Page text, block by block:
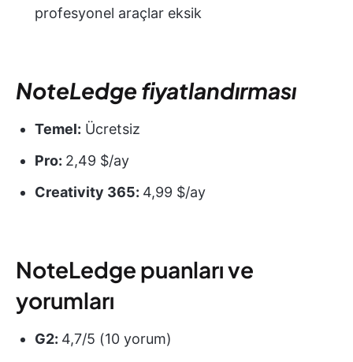
profesyonel araçlar eksik
NoteLedge fiyatlandırması
Temel: Ücretsiz
Pro: 2,49 $/ay
Creativity 365: 4,99 $/ay
NoteLedge puanları ve
yorumları
G2: 4,7/5 (10 yorum)